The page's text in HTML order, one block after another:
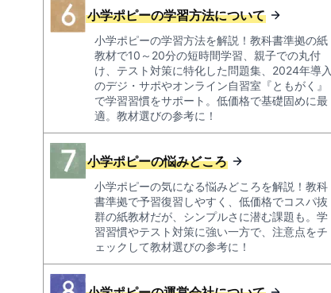
小学ポピーの学習方法について
小学ポピーの学習方法を解説！教科書準拠の紙
教材で10～20分の短時間学習、親子での丸付
け、テスト対策に特化した問題集、2024年導入
のデジ・サポやオンライン自習室『ともがく』
で学習習慣をサポート。低価格で基礎固めに最
適。教材選びの参考に！
小学ポピーの悩みどころ
小学ポピーの気になる悩みどころを解説！教科
書準拠で予習復習しやすく、低価格でコスパ抜
群の紙教材だが、シンプルさに潜む課題も。学
習習慣やテスト対策に強い一方で、注意点をチ
ェックして教材選びの参考に！